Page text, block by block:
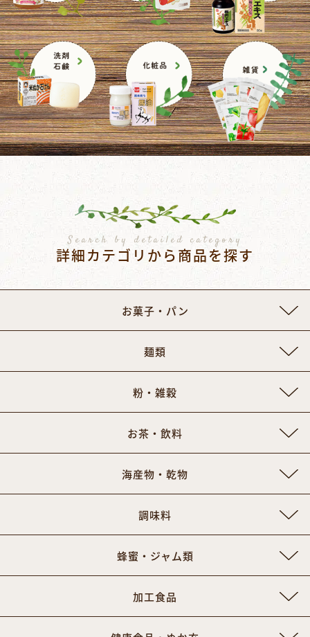
Search by detailed category
詳細カテゴリから商品を探す
お菓子・パン
麺類
粉・雑穀
お茶・飲料
海産物・乾物
調味料
蜂蜜・ジャム類
加工食品